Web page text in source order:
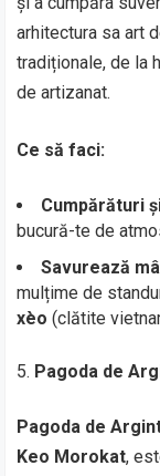
arhitectura sa art
tradiționale, de la
de artizanat.
Ce să faci:
Cumpărături
bucură-te de
Savurează
mulțime de
xèo (clătite
Pagoda de
Pagoda de
Keo Morokat,